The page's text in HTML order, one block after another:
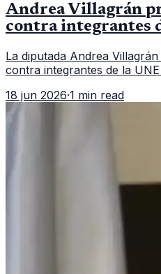
Andrea Villagrán
contra integrantes
La diputada Andrea
contra integrantes de la
18 jun 2026·1 min read